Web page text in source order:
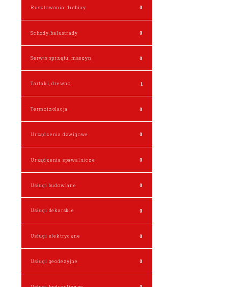
Rusztowania, drabiny 0
Schody, balustrady 0
Serwis sprzętu, maszyn 0
Tartaki, drewno 1
Termoizolacja 0
Urządzenia dźwigowe 0
Urządzenia spawalnicze 0
Usługi budowlane 0
Usługi dekarskie 0
Usługi elektryczne 0
Usługi geodezyjne 0